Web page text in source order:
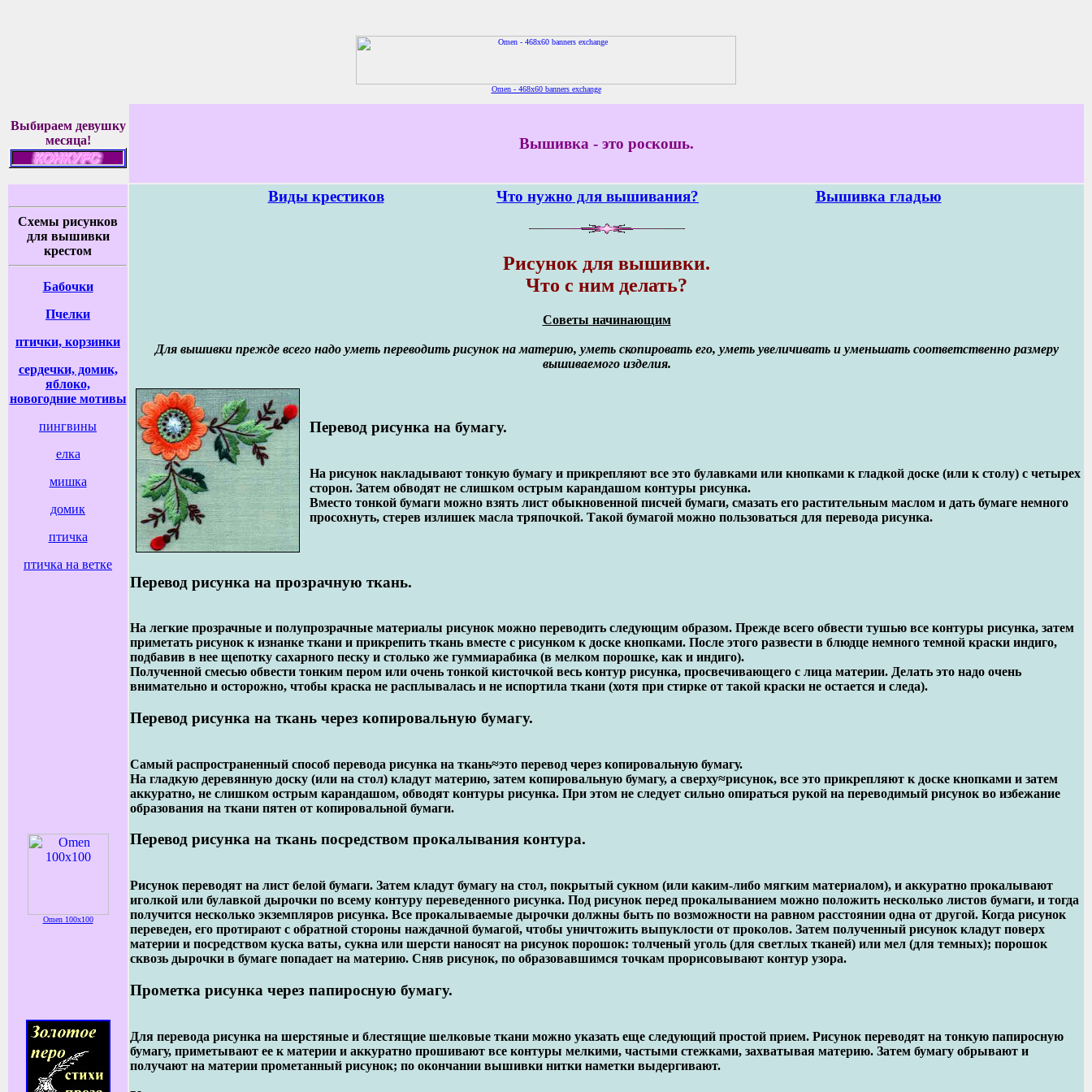
Omen - 468x60 banners exchange
Выбираем девушку
месяца!
Вышивка - это роскошь.
Cхемы рисунков
для вышивки
крестом
Бабочки
Пчелки
птички, корзинки
cердечки, домик,
яблоко,
новогодние мотивы
пингвины
елка
мишка
домик
птичка
птичка на ветке
Omen 100x100
Виды крестиков Что нужно для вышивания? Вышивка гладью
Рисунок для вышивки.
Что с ним делать?
Cоветы начинающим
Для вышивки прежде всего надо уметь переводить рисунок на материю, уметь скопировать его, уметь увеличивать и уменьшать соответственно размеру
вышиваемого изделия.
Перевод рисунка на бумагу.
На рисунок накладывают тонкую бумагу и прикрепляют все это булавками или кнопками к гладкой доске (или к столу) с четырех
сторон. Затем обводят не слишком острым карандашом контуры рисунка.
Вместо тонкой бумаги можно взять лист обыкновенной писчей бумаги, смазать его растительным маслом и дать бумаге немного
просохнуть, стерев излишек масла тряпочкой. Такой бумагой можно пользоваться для перевода рисунка.
Перевод рисунка на прозрачную ткань.
На легкие прозрачные и полупрозрачные материалы рисунок можно переводить следующим образом. Прежде всего обвести тушью все контуры рисунка, затем
приметать рисунок к изнанке ткани и прикрепить ткань вместе с рисунком к доске кнопками. После этого развести в блюдце немного темной краски индиго,
подбавив в нее щепотку сахарного песку и столько же гуммиарабика (в мелком порошке, как и индиго).
Полученной смесью обвести тонким пером или очень тонкой кисточкой весь контур рисунка, просвечивающего с лица материи. Делать это надо очень
внимательно и осторожно, чтобы краска не расплывалась и не испортила ткани (хотя при стирке от такой краски не остается и следа).
Перевод рисунка на ткань через копировальную бумагу.
Самый распространенный способ перевода рисунка на ткань≈это перевод через копировальную бумагу.
На гладкую деревянную доску (или на стол) кладут материю, затем копировальную бумагу, а сверху≈рисунок, все это прикрепляют к доске кнопками и затем
аккуратно, не слишком острым карандашом, обводят контуры рисунка. При этом не следует сильно опираться рукой на переводимый рисунок во избежание
образования на ткани пятен от копировальной бумаги.
Перевод рисунка на ткань посредством прокалывания контура.
Рисунок переводят на лист белой бумаги. Затем кладут бумагу на стол, покрытый сукном (или каким-либо мягким материалом), и аккуратно прокалывают
иголкой или булавкой дырочки по всему контуру переведенного рисунка. Под рисунок перед прокалыванием можно положить несколько листов бумаги, и тогда
получится несколько экземпляров рисунка. Все прокалываемые дырочки должны быть по возможности на равном расстоянии одна от другой. Когда рисунок
переведен, его протирают с обратной стороны наждачной бумагой, чтобы уничтожить выпуклости от проколов. Затем полученный рисунок кладут поверх
материи и посредством куска ваты, сукна или шерсти наносят на рисунок порошок: толченый уголь (для светлых тканей) или мел (для темных); порошок
сквозь дырочки в бумаге попадает на материю. Сняв рисунок, по образовавшимся точкам прорисовывают контур узора.
Прометка рисунка через папиросную бумагу.
Для перевода рисунка на шерстяные и блестящие шелковые ткани можно указать еще следующий простой прием. Рисунок переводят на тонкую папиросную
бумагу, приметывают ее к материи и аккуратно прошивают все контуры мелкими, частыми стежками, захватывая материю. Затем бумагу обрывают и
получают на материи прометанный рисунок; по окончании вышивки нитки наметки выдергивают.